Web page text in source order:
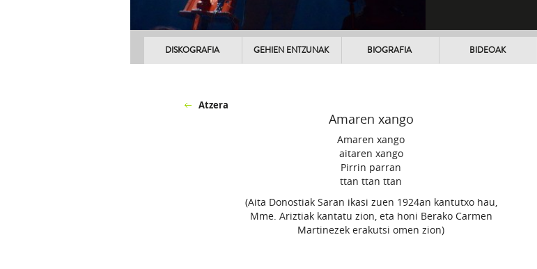
DISKOGRAFIA GEHIEN ENTZUNAK BIOGRAFIA BIDEOAK
Atzera
Amaren xango
Amaren xango
aitaren xango
Pirrin parran
ttan ttan ttan
(Aita Donostiak Saran ikasi zuen 1924an kantutxo hau,
Mme. Ariztiak kantatu zion, eta honi Berako Carmen
Martinezek erakutsi omen zion)